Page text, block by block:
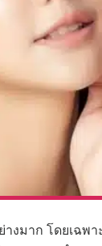
งมาก โดยเฉพา